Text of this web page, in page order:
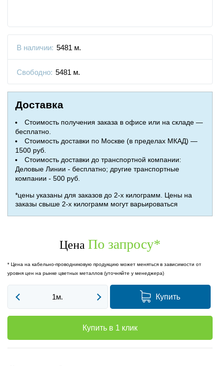
В наличии: 5481 м.
Свободно: 5481 м.
Доставка
Стоимость получения заказа в офисе или на складе —
бесплатно.
Стоимость доставки по Москве (в пределах МКАД) —
1500 руб.
Стоимость доставки до транспортной компании:
Деловые Линии - бесплатно; другие транспортные
компании - 500 руб.
*цены указаны для заказов до 2-х килограмм. Цены на
заказы свыше 2-х килограмм могут варьироваться
Цена По запросу*
* Цена на кабельно-проводниковую продукцию может меняться в зависимости от
уровня цен на рынке цветных металлов (уточняйте у менеджера)
Купить
Купить в 1 клик